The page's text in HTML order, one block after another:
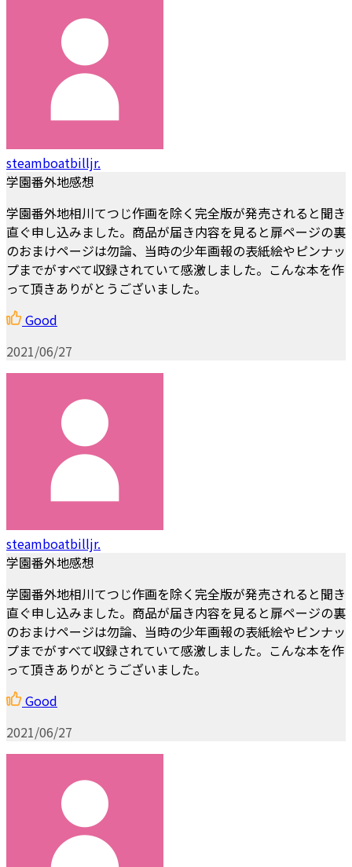
steamboatbilljr.
学園番外地感想
学園番外地相川てつじ作画を除く完全版が発売されると聞き
直ぐ申し込みました。商品が届き内容を見ると扉ページの裏
のおまけページは勿論、当時の少年画報の表紙絵やピンナッ
プまでがすべて収録されていて感激しました。こんな本を作
って頂きありがとうございました。
Good
2021/06/27
steamboatbilljr.
学園番外地感想
学園番外地相川てつじ作画を除く完全版が発売されると聞き
直ぐ申し込みました。商品が届き内容を見ると扉ページの裏
のおまけページは勿論、当時の少年画報の表紙絵やピンナッ
プまでがすべて収録されていて感激しました。こんな本を作
って頂きありがとうございました。
Good
2021/06/27